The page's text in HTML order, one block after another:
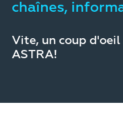
chaînes,
Vite, un coup
ASTRA!